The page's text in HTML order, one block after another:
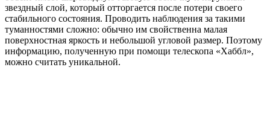
звездный слой, который отторгается после потери своего
стабильного состояния. Проводить наблюдения за такими
туманностями сложно: обычно им свойственна малая
поверхностная яркость и небольшой угловой размер. Поэтому
информацию, полученную при помощи телескопа «Хаббл»,
можно считать уникальной.